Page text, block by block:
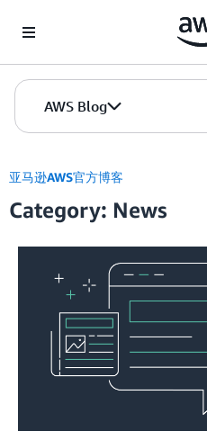
AWS Blog
亚马逊AWS官方博客
Category: News